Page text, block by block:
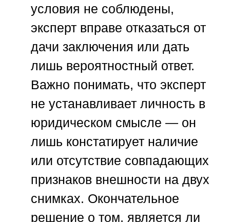
условия не соблюдены,
эксперт вправе отказаться от
дачи заключения или дать
лишь вероятностный ответ.
Важно понимать, что эксперт
не устанавливает личность в
юридическом смысле — он
лишь констатирует наличие
или отсутствие совпадающих
признаков внешности на двух
снимках. Окончательное
решение о том, является ли